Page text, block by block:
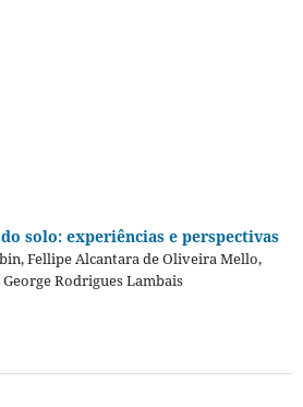
solo: experiências e perspectivas
Fellipe Alcantara de Oliveira Mello,
Rodrigues Lambais